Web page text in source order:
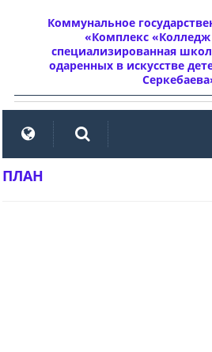
Коммунальное
«Комплекс «Колледж
специализированная
одаренных в искусстве
ПЛАН